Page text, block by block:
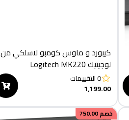
كيبورد و ماوس كومبو لاسلكي من
لوجيتيك Logitech MK220
0التقييمات
1,199.00
خصم750.00